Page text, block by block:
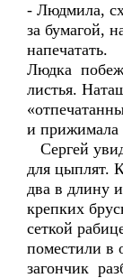
- Людмила,
за бумагой,
напечатать.
Людка
листья.
и
Сергей
для цыплят.
два в длину
крепких
сеткой
поместили в
загончик